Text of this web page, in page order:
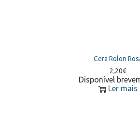
Cera Rolon
2,20€
Disponível
Ler mais